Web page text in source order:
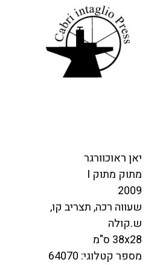
יאן ראוכוורגר
מתוק מתוק I
2009
שעווה רכה, תצריב קו,
ש.קולה
38x28 ס"מ
מספר קטלוגי: 64070